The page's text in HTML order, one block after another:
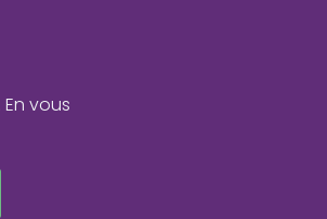
En vous